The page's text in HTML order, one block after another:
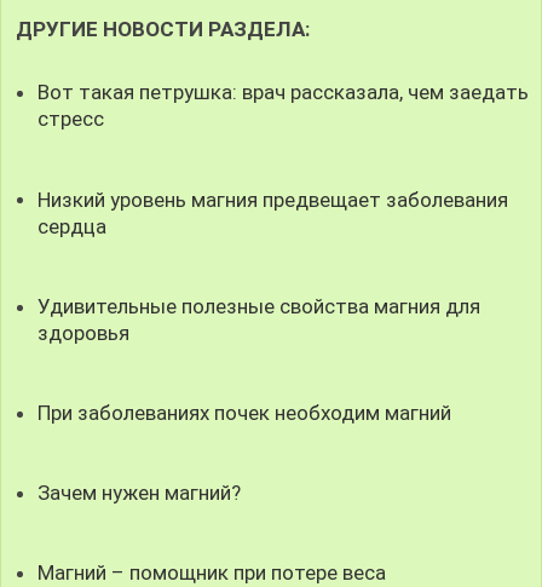
ДРУГИЕ НОВОСТИ РАЗДЕЛА:
Вот такая петрушка: врач рассказала, чем заедать
стресс
Низкий уровень магния предвещает заболевания
сердца
Удивительные полезные свойства магния для
здоровья
При заболеваниях почек необходим магний
Зачем нужен магний?
Магний – помощник при потере веса